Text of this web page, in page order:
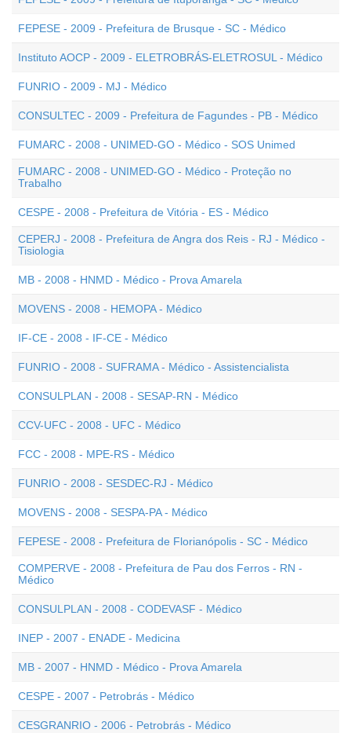
FEPESE - 2009 - Prefeitura de Brusque - SC - Médico
Instituto AOCP - 2009 - ELETROBRÁS-ELETROSUL - Médico
FUNRIO - 2009 - MJ - Médico
CONSULTEC - 2009 - Prefeitura de Fagundes - PB - Médico
FUMARC - 2008 - UNIMED-GO - Médico - SOS Unimed
FUMARC - 2008 - UNIMED-GO - Médico - Proteção no
Trabalho
CESPE - 2008 - Prefeitura de Vitória - ES - Médico
CEPERJ - 2008 - Prefeitura de Angra dos Reis - RJ - Médico -
Tisiologia
MB - 2008 - HNMD - Médico - Prova Amarela
MOVENS - 2008 - HEMOPA - Médico
IF-CE - 2008 - IF-CE - Médico
FUNRIO - 2008 - SUFRAMA - Médico - Assistencialista
CONSULPLAN - 2008 - SESAP-RN - Médico
CCV-UFC - 2008 - UFC - Médico
FCC - 2008 - MPE-RS - Médico
FUNRIO - 2008 - SESDEC-RJ - Médico
MOVENS - 2008 - SESPA-PA - Médico
FEPESE - 2008 - Prefeitura de Florianópolis - SC - Médico
COMPERVE - 2008 - Prefeitura de Pau dos Ferros - RN -
Médico
CONSULPLAN - 2008 - CODEVASF - Médico
INEP - 2007 - ENADE - Medicina
MB - 2007 - HNMD - Médico - Prova Amarela
CESPE - 2007 - Petrobrás - Médico
CESGRANRIO - 2006 - Petrobrás - Médico